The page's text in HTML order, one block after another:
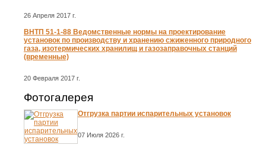
26 Апреля 2017 г.
ВНТП 51-1-88 Ведомственные нормы на проектирование
установок по производству и хранению сжиженного природного
газа, изотермических хранилищ и газозаправочных станций
(временные)
20 Февраля 2017 г.
Фотогалерея
Отгрузка партии испарительных установок
07 Июля 2026 г.